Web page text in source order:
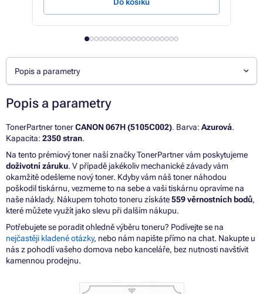
Popis a parametry
Popis a parametry
TonerPartner tonerCANON 067H (5105C002). Barva: Azurová.
Kapacita: 2350 stran.
Na tento prémiový toner naší značky TonerPartner vám poskytujeme
doživotní záruku. V případě jakékoliv mechanické závady vám
okamžitě odešleme nový toner. Kdyby vám náš toner náhodou
poškodil tiskárnu, vezmeme to na sebe a vaši tiskárnu opravíme na
naše náklady. Nákupem tohoto toneru získáte559 věrnostních bodů,
které můžete využít jako slevu při dalším nákupu.
Potřebujete se poradit ohledně výběru toneru? Podívejte se na
nejčastěji kladené otázky, nebo nám napište přímo na chat. Nakupte u
nás z pohodlí vašeho domova nebo kanceláře, bez nutnosti navštívit
kamennou prodejnu.